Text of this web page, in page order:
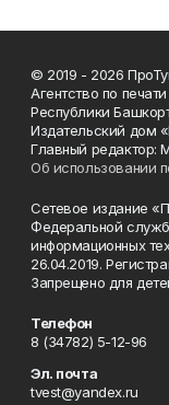
© 2019 - 2026
Агентство по
Республики
Издательский дом
Главный редактор:
Об использовании
Сетевое издание
Федеральной
информационных
26.04.2019.
Запрещено для
Телефон
8 (34782) 5-12-96
Эл. почта
tvest@yandex.ru